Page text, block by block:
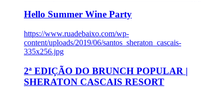
Hello Summer Wine Party
https://www.ruadebaixo.com/wp-
content/uploads/2019/06/santos_sheraton_cascais-
335x256.jpg
2ª EDIÇÃO DO BRUNCH POPULAR |
SHERATON CASCAIS RESORT